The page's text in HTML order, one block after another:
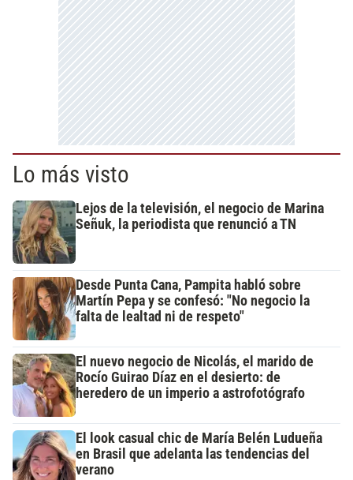
Lo más visto
Lejos de la televisión, el negocio de Marina
Señuk, la periodista que renunció a TN
Desde Punta Cana, Pampita habló sobre
Martín Pepa y se confesó: "No negocio la
falta de lealtad ni de respeto"
El nuevo negocio de Nicolás, el marido de
Rocío Guirao Díaz en el desierto: de
heredero de un imperio a astrofotógrafo
El look casual chic de María Belén Ludueña
en Brasil que adelanta las tendencias del
verano